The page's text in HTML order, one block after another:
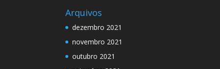
Arquivos
dezembro 2021
novembro 2021
outubro 2021